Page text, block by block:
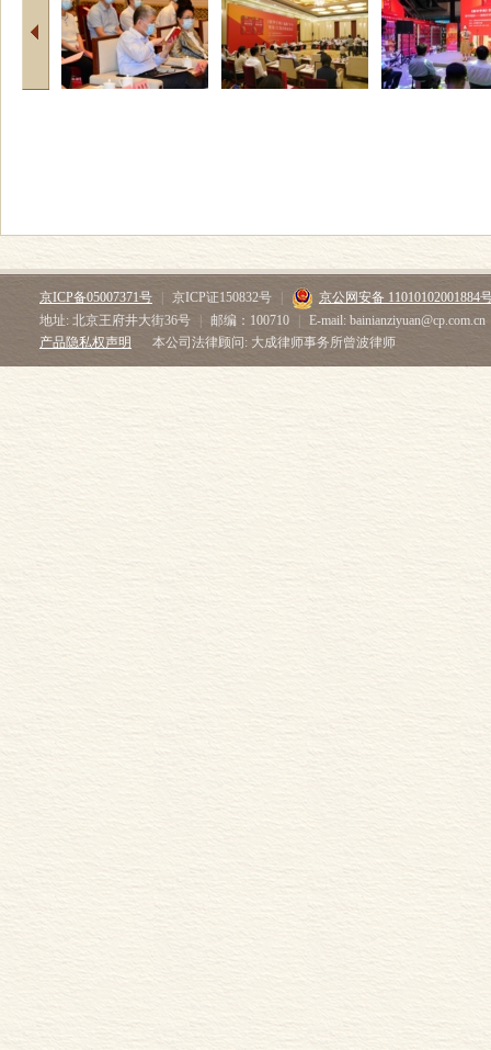
京ICP备05007371号 京ICP证150832号
京公网安备 11010102001884
地址: 北京王府井大街36号
邮编：100710
E-mail: bainianziyuan@cp.com.cn
产品隐私权声明
本公司法律顾问: 大成律师事务所曾波律师